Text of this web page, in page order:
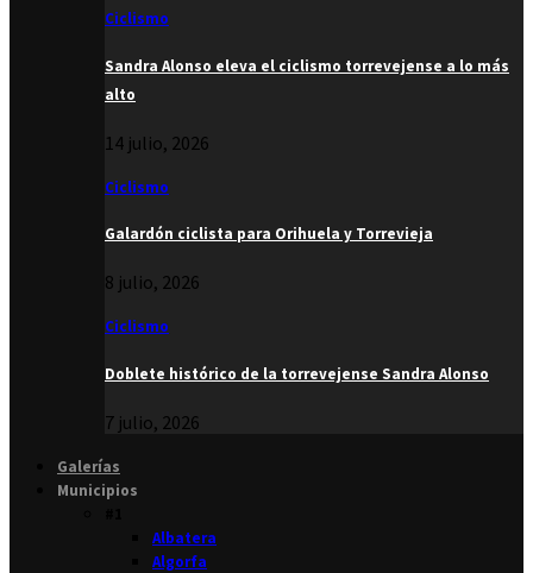
Ciclismo
Sandra Alonso eleva el ciclismo torrevejense a lo más
alto
14 julio, 2026
Ciclismo
Galardón ciclista para Orihuela y Torrevieja
8 julio, 2026
Ciclismo
Doblete histórico de la torrevejense Sandra Alonso
7 julio, 2026
Galerías
Municipios
Albatera
Algorfa